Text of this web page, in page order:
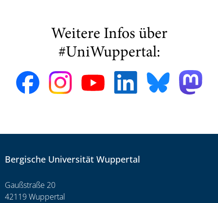
Weitere Infos über
#UniWuppertal:
Bergische Universität Wuppertal
Gaußstraße 20
42119 Wuppertal